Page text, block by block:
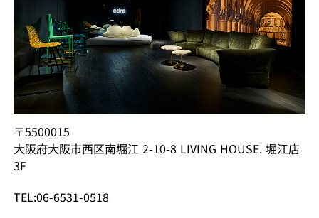
〒5500015
大阪府大阪市西区南堀江 2-10-8 LIVING HOUSE. 堀江店
3F
TEL:06-6531-0518